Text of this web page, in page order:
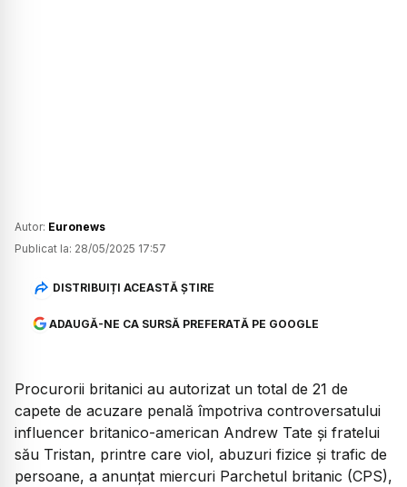
Autor: Euronews
Publicat la: 28/05/2025 17:57
DISTRIBUIȚI ACEASTĂ ȘTIRE
ADAUGĂ-NE CA SURSĂ PREFERATĂ PE GOOGLE
Procurorii britanici au autorizat un total de 21 de
capete de acuzare penală împotriva controversatului
influencer britanico-american Andrew Tate și fratelui
său Tristan, printre care viol, abuzuri fizice și trafic de
persoane, a anunțat miercuri Parchetul britanic (CPS),